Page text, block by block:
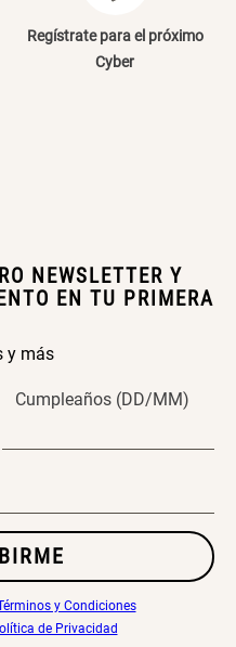
Regístrate para el próximo
Cyber
NEWSLETTER Y
EN TU PRIMERA
y más
Cumpleaños (DD/MM)
y Condiciones
de Privacidad
Canasto Bambú